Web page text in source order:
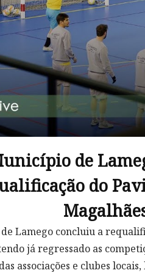
de
do
Lamego concluiu a
já regressado as
associações e clubes